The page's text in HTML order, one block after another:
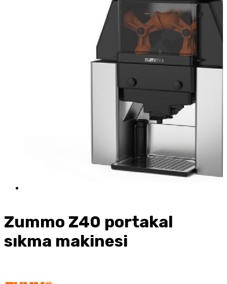
Zummo Z40 portakal
sıkma makinesi